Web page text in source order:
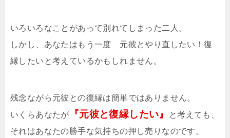
いろいろなことがあって別れてしまった二人。
しかし、あなたはもう一度 元彼とやり直したい！復
縁したいと考えているかもしれません。
残念ながら元彼との復縁は簡単ではありません。
いくらあなたが
『元彼と復縁したい』
と考えても、
それはあなたの勝手な気持ちの押し売りなのです。